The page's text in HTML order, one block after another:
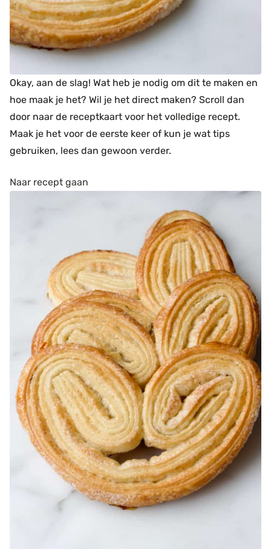
Okay, aan de slag! Wat heb je nodig om dit te maken en
hoe maak je het? Wil je het direct maken? Scroll dan
door naar de receptkaart voor het volledige recept.
Maak je het voor de eerste keer of kun je wat tips
gebruiken, lees dan gewoon verder.
Naar recept gaan